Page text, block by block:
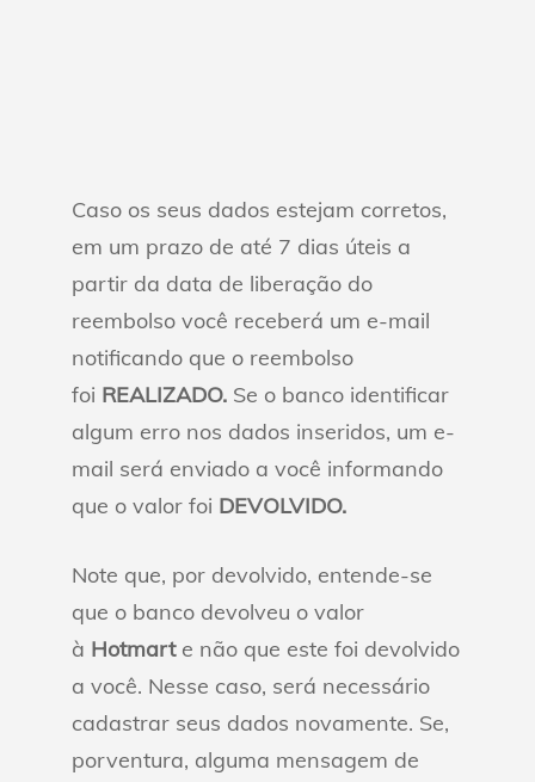
Caso os seus dados estejam corretos,
em um prazo de até 7 dias úteis a
partir da data de liberação do
reembolso você receberá um e-mail
notificando que o reembolso
foi REALIZADO. Se o banco identificar
algum erro nos dados inseridos, um e-
mail será enviado a você informando
que o valor foi DEVOLVIDO.
Note que, por devolvido, entende-se
que o banco devolveu o valor
à Hotmart e não que este foi devolvido
a você. Nesse caso, será necessário
cadastrar seus dados novamente. Se,
porventura, alguma mensagem de